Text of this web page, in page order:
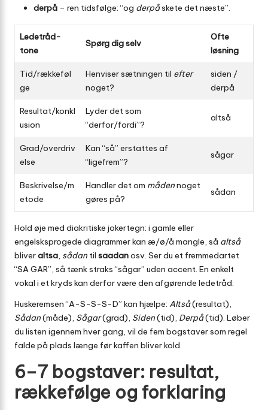
derpå – ren tidsfølge: “og derpåskete det næste”.
Ledetråd-
tone
Spørg dig selv
Ofte
løsning
Tid/rækkeføl
ge
Henviser sætningen til efter
noget?
siden /
derpå
Resultat/konkl
usion
Lyder det som
“derfor/fordi”?
altså
Grad/overdriv
else
Kan “så” erstattes af
“ligefrem”?
sågar
Beskrivelse/m
etode
Handler det om mådennoget
gøres på?
sådan
Hold øje med diakritiske jokertegn: i gamle eller
engelsksprogede diagrammer kan æ/ø/å mangle, så altså
bliveraltsa, sådan til saadanosv. Ser du et fremmedartet
“SA GAR”, så tænk straks “sågar” uden accent. En enkelt
vokal i et kryds kan derfor være den afgørende ledetråd.
Huskeremsen “A-S-S-S-D” kan hjælpe: Altså(resultat),
Sådan(måde), Sågar(grad), Siden(tid), Derpå(tid). Løber
du listen igennem hver gang, vil de fem bogstaver som regel
falde på plads længe før kaffen bliver kold.
6–7 bogstaver: resultat,
rækkefølge og forklaring